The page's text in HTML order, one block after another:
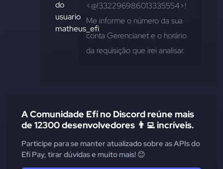
<@!332296986013335554>!
Me informe o número da sua
conta Gerencianet e o horário
da requisição que irei analisar.
A Comunidade Efí no Discord reúne mais
de 12300 desenvolvedores 👨‍💻 incríveis.
Participe para se manter atualizado sobre as APIs do
Efí Pay, tirar dúvidas e muito mais! 😊